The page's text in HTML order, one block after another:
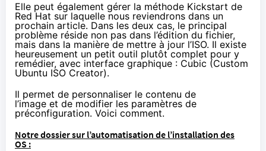
Elle peut également gérer la méthode Kickstart de
Red Hat sur laquelle nous reviendrons dans un
prochain article. Dans les deux cas, le principal
problème réside non pas dans l’édition du fichier,
mais dans la manière de mettre à jour l’ISO. Il existe
heureusement un petit outil plutôt complet pour y
remédier, avec interface graphique : Cubic (Custom
Ubuntu ISO Creator).
Il permet de personnaliser le contenu de
l’image et de modifier les paramètres de
préconfiguration. Voici comment.
Notre dossier sur l’automatisation de l’installation des
OS :